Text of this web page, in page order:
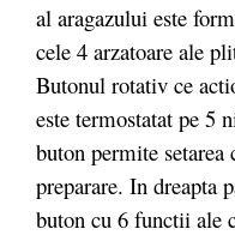
al aragazului este
cele 4 arzatoare ale
Butonul rotativ ce
este termostatat pe 5
buton permite
preparare. In dreapta
buton cu 6 functii ale